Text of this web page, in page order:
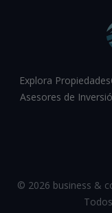
Explora Propiedades
Asesores de
© 2026 business &